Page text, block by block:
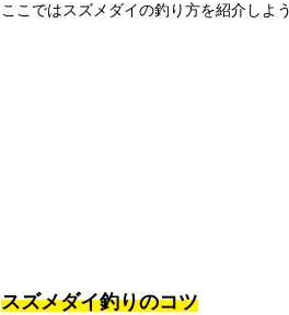
ここではスズメダイの釣り方を紹介しよう
スズメダイ釣りのコツ